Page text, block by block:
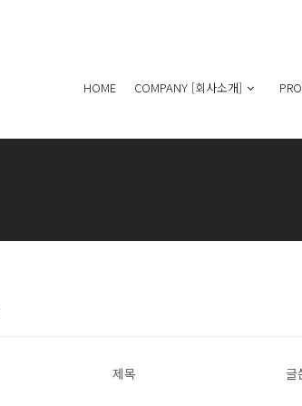
HOME COMPANY [회사소개]
제목 글